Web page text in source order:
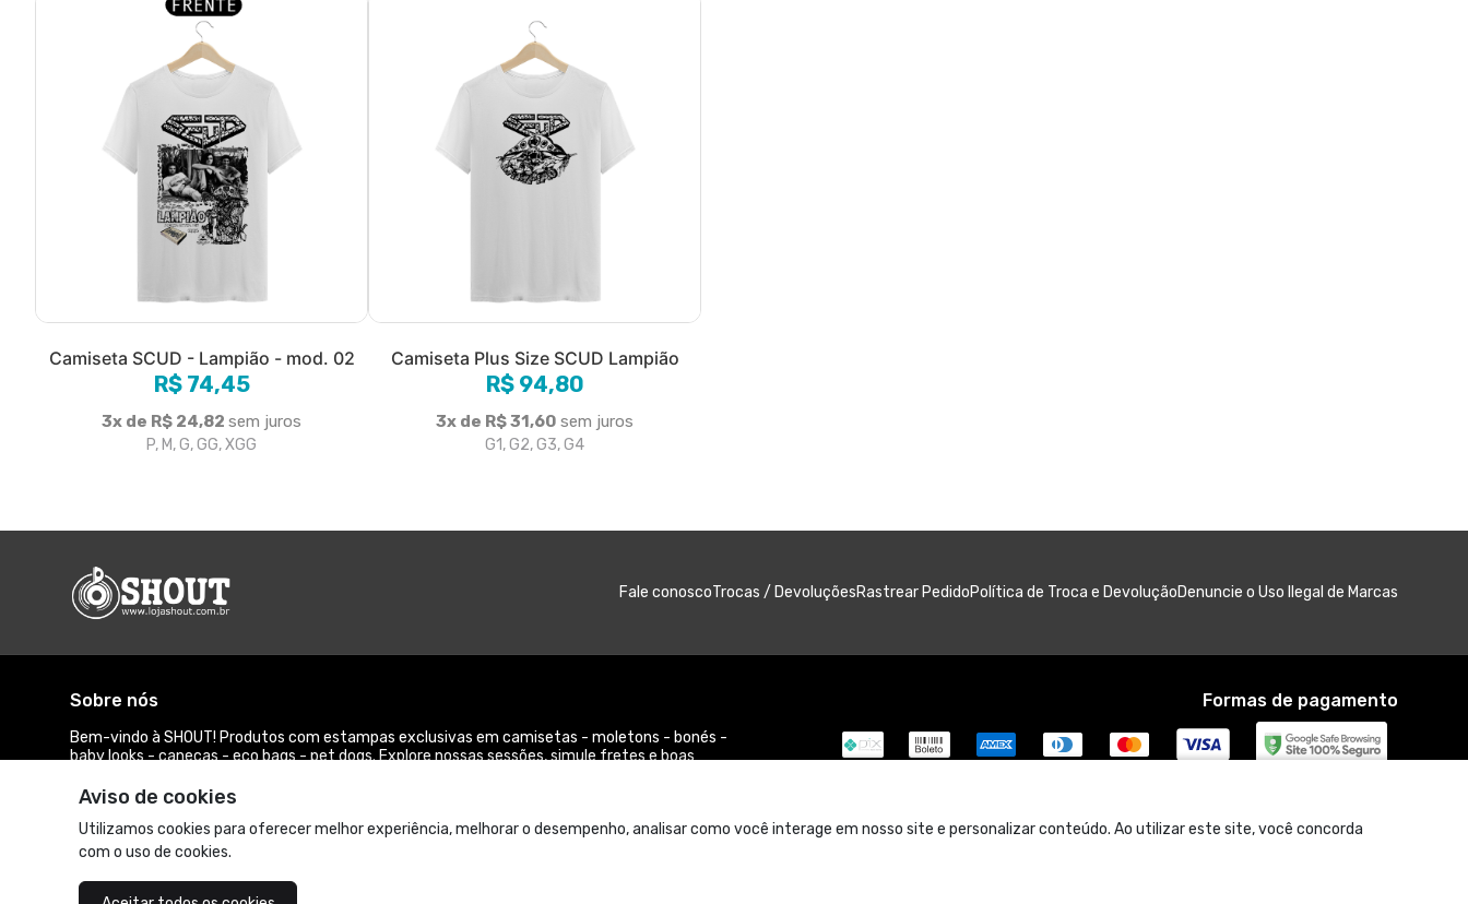
Camiseta SCUD - Lampião - mod. 02
R$ 74,45
3x de R$ 24,82 sem juros
P, M, G, GG, XGG
Camiseta Plus Size SCUD Lampião
R$ 94,80
3x de R$ 31,60 sem juros
G1, G2, G3, G4
Aviso de cookies
Utilizamos cookies para oferecer melhor experiência, melhorar o desempenho, analisar como você interage em nosso site e personalizar conteúdo. Ao utilizar este site, você concorda
com o uso de cookies.
Fale conoscoTrocas / DevoluçõesRastrear PedidoPolítica de Troca e DevoluçãoDenuncie o Uso Ilegal de Marcas
Sobre nós
Bem-vindo à SHOUT! Produtos com estampas exclusivas em camisetas - moletons - bonés -
baby looks - canecas - eco bags - pet dogs. Explore nossas sessões, simule fretes e boas
Formas de pagamento